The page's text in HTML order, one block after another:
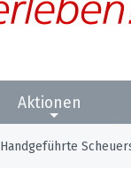
Aktionen
Handgeführte